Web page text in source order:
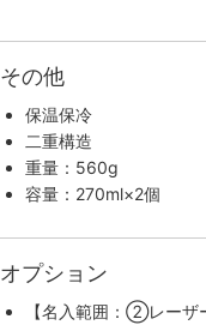
その他
保温保冷
二重構造
重量：560g
容量：270ml×2個
オプション
【名入範囲：②レー